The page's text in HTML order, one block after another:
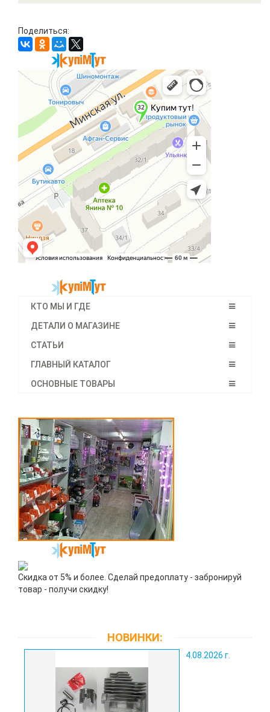
Поделиться:
КТО МЫ И ГДЕ
ДЕТАЛИ О МАГАЗИНЕ
СТАТЬИ
ГЛАВНЫЙ КАТАЛОГ
ОСНОВНЫЕ ТОВАРЫ
Скидка от 5% и более. Сделай предоплату - забронируй
товар - получи скидку!
НОВИНКИ:
4.08.2026 г.